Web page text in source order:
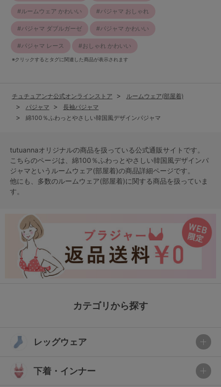
ルームウェア かわいい パジャマ おしゃれ
パジャマ ダブルガーゼ パジャマ かわいい
パジャマ レース おしゃれ かわいい
※クリックするとタグに関連した商品が表示されます
チュチュアンナ公式オンラインストア
ルームウェア(部屋着)
パジャマ
長袖パジャマ
綿100％ふわっとやさしい韓国風デザインパジャマ
tutuannaオリジナルの商品を扱っている公式通販サイトです。
こちらのページは、綿100％ふわっとやさしい韓国風デザインパ
ジャマという ルームウェア(部屋着)の商品詳細ページです。
他にも、多数のルームウェア(部屋着)に関する商品を扱っていま
す。
カテゴリから探す
レッグウェア
下着・インナー